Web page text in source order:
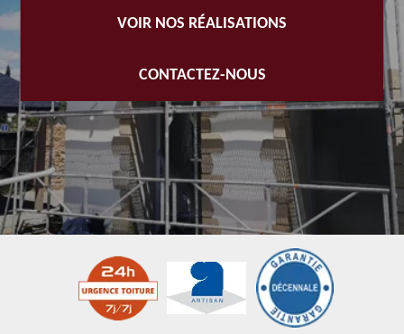
VOIR NOS RÉALISATIONS
CONTACTEZ-NOUS